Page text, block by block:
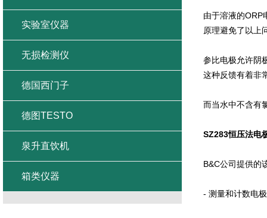
由于溶液的ORP
原理避免了以上
参比电极允许阴
这种反馈有着非
而当水中不含有
SZ283恒压法电
B&C公司提供的
- 测量和计数电
实验室仪器
无损检测仪
德国西门子
德图TESTO
泉升直饮机
箱类仪器